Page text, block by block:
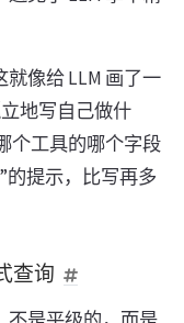
就像给 LLM 画了一
地写自己做什
个工具的哪个字段
的提示，比写再多
查询